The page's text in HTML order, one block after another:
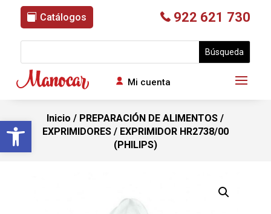
Abrir barra de herramientas
Catálogos 922 621 730
Mi cuenta
Inicio / PREPARACIÓN DE ALIMENTOS /
EXPRIMIDORES/ EXPRIMIDOR HR2738/00
(PHILIPS)